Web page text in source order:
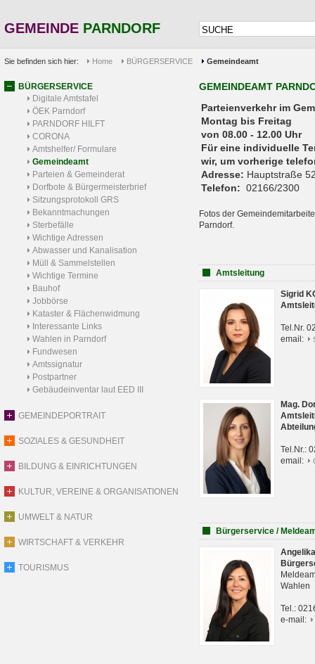
GEMEINDE PARNDORF
Sie befinden sich hier: Home BÜRGERSERVICE Gemeindeamt
BÜRGERSERVICE
Digitale Amtstafel
ÖEK Parndorf
PARNDORF HILFT
CORONA
Amtshelfer/ Formulare
Gemeindeamt
Parteien & Gemeinderat
Dorfbote & Bürgermeisterbrief
Sitzungsprotokoll GRS
Bekanntmachungen
Sterbefälle
Wichtige Adressen
Abwasser und Kanalisation
Müll & Sammelstellen
Wichtige Termine
Bauhof
Jobbörse
Kataster & Flächenwidmung
Interessante Links
Wahlen in Parndorf
Fundwesen
Amtssignatur
Postpartner
Gebäudeinventar laut EED III
GEMEINDEPORTRAIT
SOZIALES & GESUNDHEIT
BILDUNG & EINRICHTUNGEN
KULTUR, VEREINE & ORGANISATIONEN
UMWELT & NATUR
WIRTSCHAFT & VERKEHR
TOURISMUS
GEMEINDEAMT
Parteienverkehr
Montag bis Freitag
von 08.00 - 12.00 Uhr
Für eine individuelle
wir, um vorherige
Adresse: Hauptstraße
Telefon: 02166/2300
Fotos der
Parndorf.
Amtsleitung
Sigrid
Tel.Nr.
email:
Mag.
Tel.Nr.:
email:
Bürgerservice /
Wahlen
Tel.:
e-mail: